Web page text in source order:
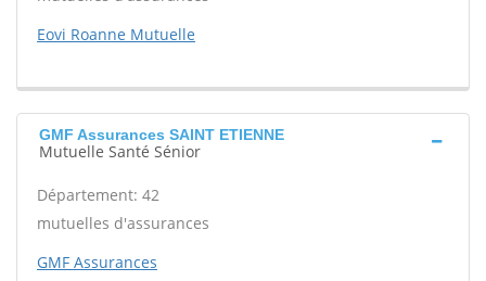
Eovi Roanne Mutuelle
GMF Assurances SAINT ETIENNE
Mutuelle Santé Sénior
Département: 42
mutuelles d'assurances
GMF Assurances